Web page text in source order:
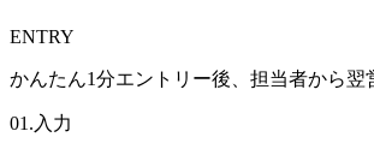
ENTRY
かんたん1分エントリー後、担当者から
01.入力